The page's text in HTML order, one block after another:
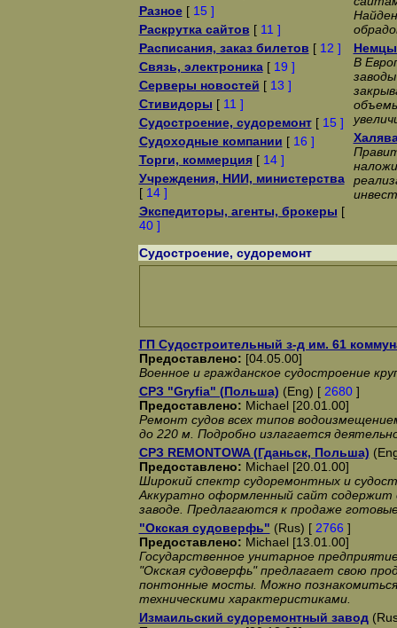
Разное[ 15 ]
Раскрутка сайтов [ 11 ]
Расписания, заказ билетов [ 12 ]
Связь, электроника[ 19 ]
Серверы новостей [ 13 ]
Стивидоры [ 11 ]
Судостроение, судоремонт[ 15 ]
Судоходные компании [ 16 ]
Торги, коммерция[ 14 ]
Учреждения, НИИ, министерства
[ 14 ]
Экспедиторы, агенты, брокеры [
40 ]
Немцы
В
Судостроение, судоремонт
ГП Судостроительный з-д им. 61
Предоставлено: [04.05.00]
Военное и гражданское судостроение
CРЗ "Gryfia" (Польша) (Eng) [ 2680]
Предоставлено: Michael [20.01.00]
Ремонт судов всех типов
до 220 м. Подробно излагается
СРЗ REMONTOWA (Гданьск, Польша)
Предоставлено: Michael [20.01.00]
Широкий спектр судоремонтных и
Аккуратно оформленный сайт содержит
заводе. Предлагаются к продаже
"Окская судоверфь" (Rus) [ 2766 ]
Предоставлено: Michael [13.01.00]
Государственное унитарное
"Окская судоверфь" предлагает свою
понтонные мосты. Можно познакомиться
техническими характеристиками.
Измаильский судоремонтный завод